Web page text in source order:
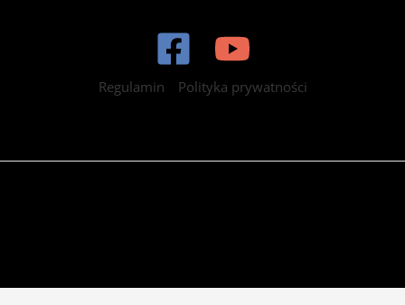
Regulamin Polityka prywatności